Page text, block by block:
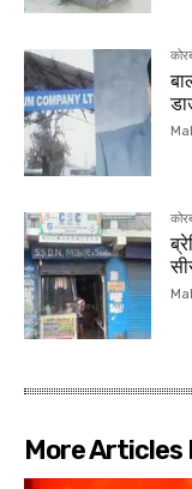
More Articles